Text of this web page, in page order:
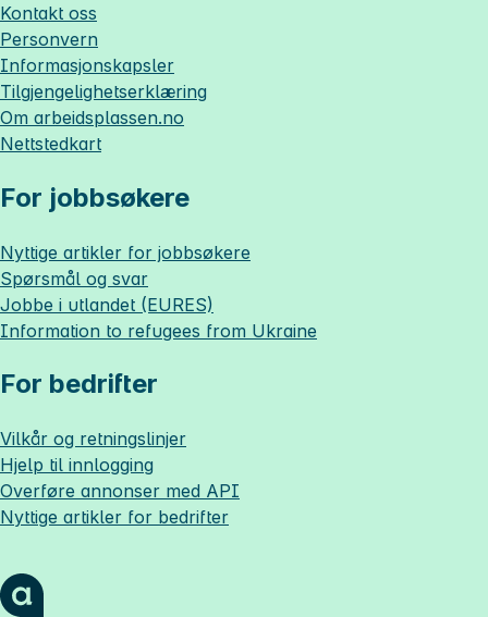
Kontakt oss
Personvern
Informasjonskapsler
Tilgjengelighetserklæring
Om arbeidsplassen.no
Nettstedkart
For jobbsøkere
Nyttige artikler for jobbsøkere
Spørsmål og svar
Jobbe i utlandet (EURES)
Information to refugees from Ukraine
For bedrifter
Vilkår og retningslinjer
Hjelp til innlogging
Overføre annonser med API
Nyttige artikler for bedrifter